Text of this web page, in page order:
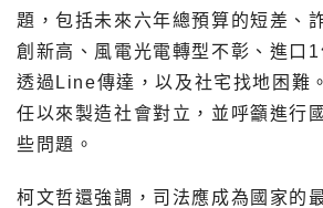
題，包括未來六年總預算的短差、
創新高、風電光電轉型不彰、進口
透過Line傳達，以及社宅找地困難
任以來製造社會對立，並呼籲進行
些問題。
柯文哲還強調，司法應成為國家的